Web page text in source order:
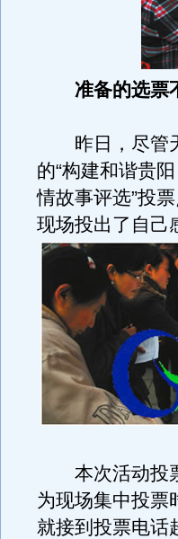
准备的选票
昨日，尽管天
的“构建和谐贵
情故事评选”投
现场投出了自己
本次活动投票
为现场集中投票
就接到投票电话